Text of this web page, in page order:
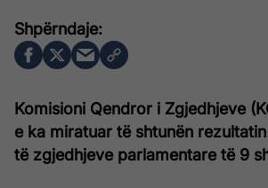
Komisioni Qendror i Zgjedhjeve
e ka miratuar të shtunën
të zgjedhjeve parlamentare të 9